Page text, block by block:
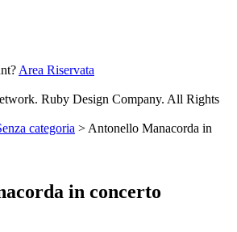
Area Riservata
Ruby Design Company. All Rights
categoria > Antonello Manacorda in
in concerto